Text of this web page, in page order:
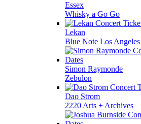
Essex
Whisky a Go Go
Lekan
Blue Note Los Angeles
Simon Raymonde
Zebulon
Dao Strom
2220 Arts + Archives